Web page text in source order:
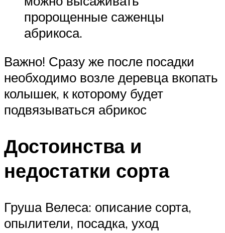
пророщенные саженцы
абрикоса.
Важно! Сразу же после посадки
необходимо возле деревца вкопать
колышек, к которому будет
подвязываться абрикос
Достоинства и
недостатки сорта
Груша Велеса: описание сорта,
опылители, посадка, уход